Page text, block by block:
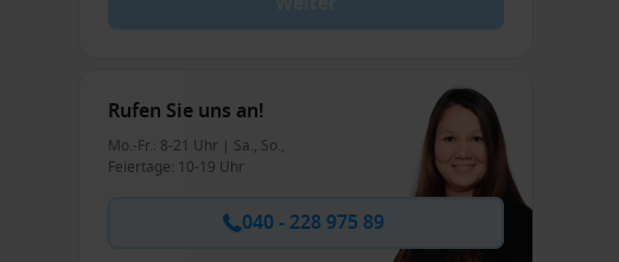
Rufen Sie uns an!
Mo.-Fr.: 8-21 Uhr | Sa., So.,
Feiertage: 10-19 Uhr
040 - 228 975 89